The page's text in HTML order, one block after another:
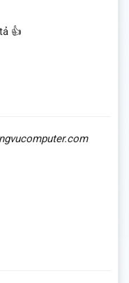
👍